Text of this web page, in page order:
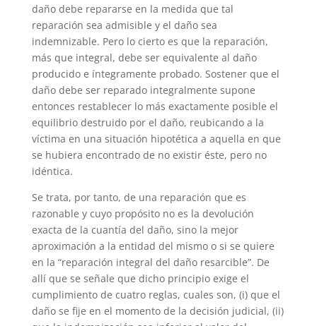
daño debe repararse en la medida que tal
reparación sea admisible y el daño sea
indemnizable. Pero lo cierto es que la reparación,
más que integral, debe ser equivalente al daño
producido e íntegramente probado. Sostener que el
daño debe ser reparado integralmente supone
entonces restablecer lo más exactamente posible el
equilibrio destruido por el daño, reubicando a la
víctima en una situación hipotética a aquella en que
se hubiera encontrado de no existir éste, pero no
idéntica.
Se trata, por tanto, de una reparación que es
razonable y cuyo propósito no es la devolución
exacta de la cuantía del daño, sino la mejor
aproximación a la entidad del mismo o si se quiere
en la “reparación integral del daño resarcible”. De
allí que se señale que dicho principio exige el
cumplimiento de cuatro reglas, cuales son, (i) que el
daño se fije en el momento de la decisión judicial, (ii)